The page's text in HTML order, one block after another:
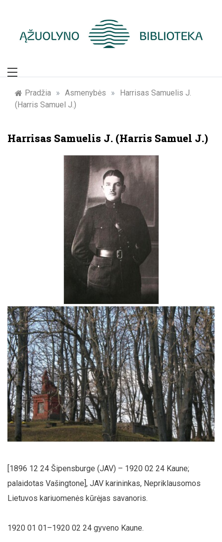
Žymūs Kauno
žmonės: atminimo
Pradžia » Asmenybės »
Harrisas Samuelis J.
(Harris Samuel J.)
Harrisas Samuelis J. (Harris Samuel J.)
[1896 12 24 Šipensburge (JAV) – 1920 02 24 Kaune;
palaidotas Vašingtone], JAV karininkas, Nepriklausomos
Lietuvos kariuomenės kūrėjas savanoris.
1920 01 01–1920 02 24 gyveno Kaune.